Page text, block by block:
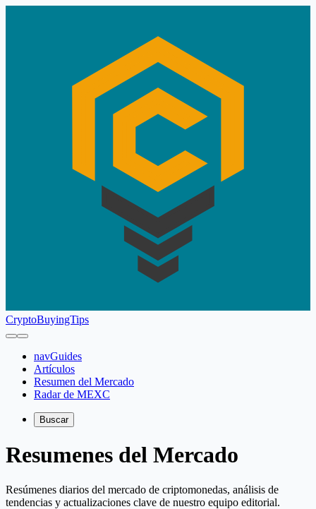
CryptoBuyingTips
navGuides
Artículos
Resumen del Mercado
Radar de MEXC
Buscar
Resumenes del Mercado
Resúmenes diarios del mercado de criptomonedas, análisis de
tendencias y actualizaciones clave de nuestro equipo editorial.